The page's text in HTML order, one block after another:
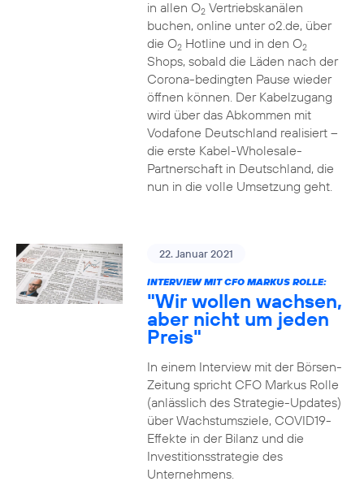
in allen O2Vertriebskanälen
buchen, online unter o2.de, über
die O2Hotline und in den O2
Shops, sobald die Läden nach der
Corona-bedingten Pause wieder
öffnen können. Der Kabelzugang
wird über das Abkommen mit
Vodafone Deutschland realisiert –
die erste Kabel-Wholesale-
Partnerschaft in Deutschland, die
nun in die volle Umsetzung geht.
22. Januar 2021
INTERVIEW MIT CFO MARKUS ROLLE:
"Wir wollen wachsen,
aber nicht um jeden
Preis"
In einem Interview mit der Börsen-
Zeitung spricht CFO Markus Rolle
(anlässlich des Strategie-Updates)
über Wachstumsziele, COVID19-
Effekte in der Bilanz und die
Investitionsstrategie des
Unternehmens.